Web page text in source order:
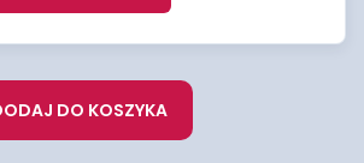
DO KOSZYKA